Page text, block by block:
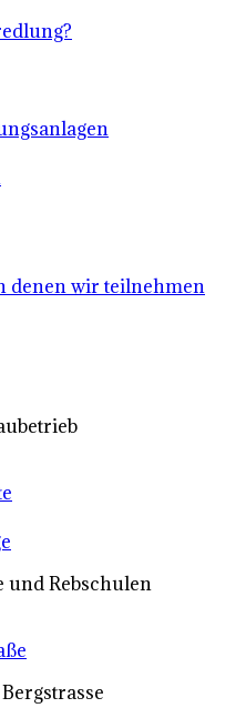
denen wir teilnehmen
und Rebschulen